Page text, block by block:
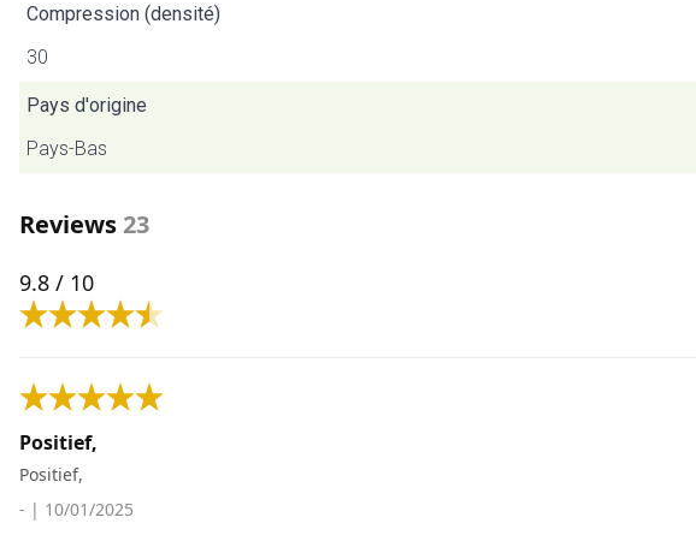
Compression (densité)
30
Pays d'origine
Pays-Bas
Reviews23
9.8 / 10
Positief,
Positief,
- | 10/01/2025